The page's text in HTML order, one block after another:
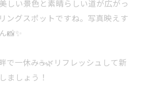
しい景色と素晴らしい道が広がっ
ングスポットですね。写真映えす
📸✨
で一休み☕🌿リフレッシュして新
ましょう！